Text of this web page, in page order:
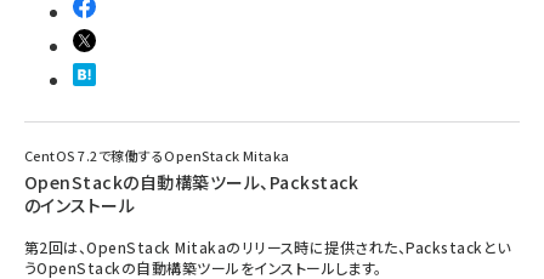
CentOS 7.2で稼働するOpenStack Mitaka
OpenStackの自動構築ツール、Packstack
のインストール
第2回は、OpenStack Mitakaのリリース時に提供された、Packstackとい
うOpenStackの自動構築ツールをインストールします。